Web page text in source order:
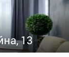
13